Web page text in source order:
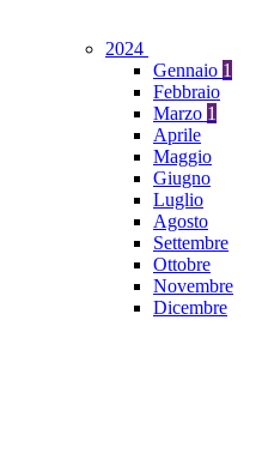
2024
Gennaio 1
Febbraio
Marzo 1
Aprile
Maggio
Giugno
Luglio
Agosto
Settembre
Ottobre
Novembre
Dicembre